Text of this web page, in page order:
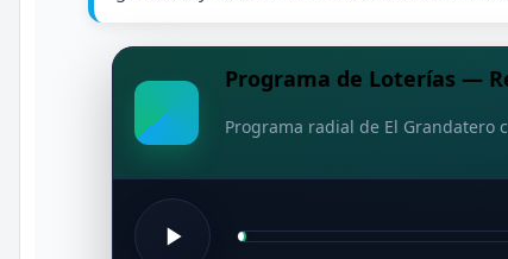
Programa de Loterías —
Programa radial de El Grandatero